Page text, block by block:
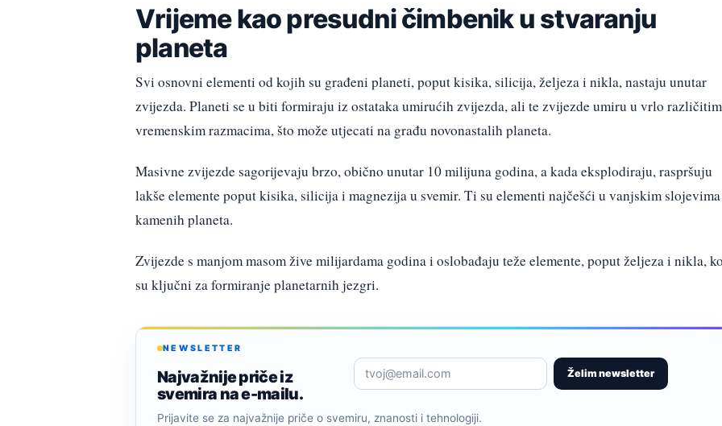
Vrijeme kao presudni čimbenik u stvaranju
planeta
Svi osnovni elementi od kojih su građeni planeti, poput kisika, silicija, željeza i nikla, nastaju unutar
zvijezda. Planeti se u biti formiraju iz ostataka umirućih zvijezda, ali te zvijezde umiru u vrlo različitim
vremenskim razmacima, što može utjecati na građu novonastalih planeta.
Masivne zvijezde sagorijevaju brzo, obično unutar 10 milijuna godina, a kada eksplodiraju, raspršuju
lakše elemente poput kisika, silicija i magnezija u svemir. Ti su elementi najčešći u vanjskim slojevima
kamenih planeta.
Zvijezde s manjom masom žive milijardama godina i oslobađaju teže elemente, poput željeza i nikla,
su ključni za formiranje planetarnih jezgri.
NEWSLETTER
Najvažnije priče iz
svemira na e-mailu.
Želim newsletter
Prijavite se za najvažnije priče o svemiru, znanosti i tehnologiji.